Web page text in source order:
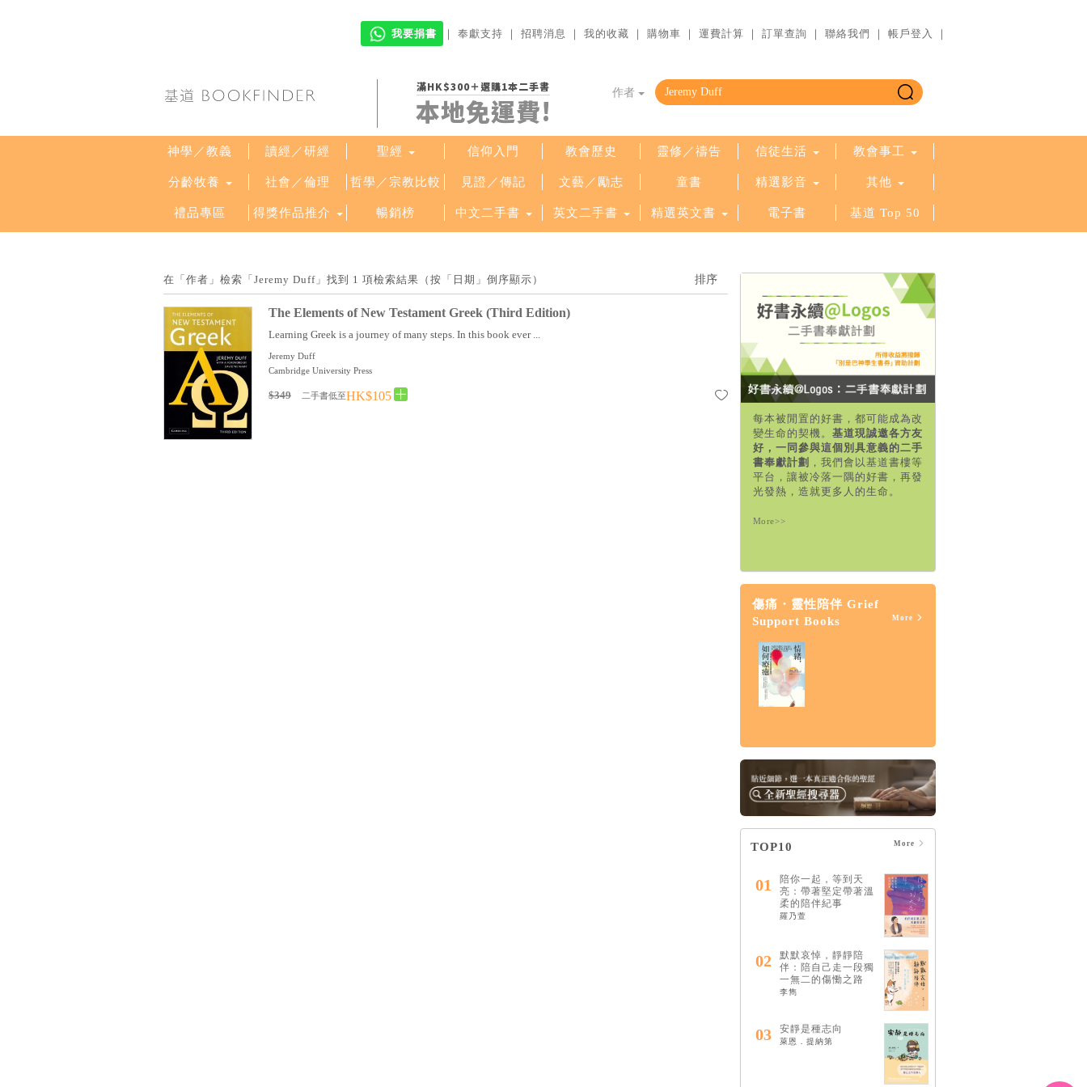
我要捐書 ｜ 奉獻支持 ｜ 招聘消息 ｜ 我的收藏 ｜ 購物車 ｜ 運費計算 ｜ 訂單查詢 ｜ 聯絡我們 ｜ 帳戶登入 ｜
滿HK$300＋選購1本二手書
本地免運費!
作者
神學／教義 讀經／研經 聖經 信仰入門 教會歷史 靈修／禱告 信徒生活 教會事工
分齡牧養 社會／倫理 哲學／宗教比較 見證／傳記 文藝／勵志 童書 精選影音 其他
禮品專區 得獎作品推介 暢銷榜 中文二手書 英文二手書 精選英文書 電子書 基道 Top 50
在「作者」檢索「Jeremy Duff」找到 1 項檢索結果（按「日期」倒序顯示）
The Elements of New Testament Greek (Third Edition)
Learning Greek is a journey of many steps. In this book ever ...
Jeremy Duff
Cambridge University Press
$349 二手書低至HK$105
每本被閒置的好書，都可能成為改
變生命的契機。 基道現誠邀各方友
好，一同參與這個別具意義的二手
書奉獻計劃 ，我們會以基道書樓等
平台，讓被冷落一隅的好書，再發
光發熱，造就更多人的生命。
More>>
傷痛・靈性陪伴 Grief
Support Books
More
慮、憤怒、壓力和憂
鬱的15個情緒解答
HK$122 $128
TOP10 More
01
陪你一起，等到天
亮：帶著堅定帶著溫
柔的陪伴紀事
羅乃萱
02
默默哀悼，靜靜陪
伴：陪自己走一段獨
一無二的傷慟之路
李雋
03 安靜是種志向
萊恩．提納第